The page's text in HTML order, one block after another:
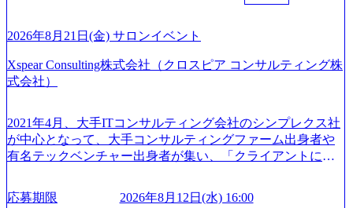
ティングファームやSIer、事業会社出身者など、多様な経歴
の社員が活躍している。 年間休日120日以上、完全週休2日
制、有給休暇初年度10日（消化率46.3%）、特別休暇5日な
ど、充実した休暇制度を整備している。 ​ 月平均残業時間は
リフレッシュ休暇など、社員同士の交流や健康をサポート
する取り組みが充実している。 2026年8月13日(木) 19:00～2
0:30予定 2026年8月7日(金) 16:00 コンサル業界の動向や業務
界セミナーを実施しています。 ●前回開催時のアンケート
だわろう 今すぐ決める、すばやく動く、まず成果物をだす
回す、結果が出るまでやり抜く 2026年8月14日(金) 19:00〜2
0:00 (60分) 2026年8月7日(金) 16:00 本説明会は、選考の前段
です。評価の場ではないため、キャリアを検討中の段階の
方にもご参加いただけます。 連休中の平日夜という日程の
ため、在職中の方も有給を取得することなく、現職への配
慮なくご参加いただけます。帰省先からのオンライン参加
旅行事業の内容とビジネスモデル/今後の構想・事業展開/入
2026年8月21日(金) サロンイベント
Xspear Consulting株式会社（クロスピア コンサルティング株
式会社）
2021年4月、大手ITコンサルティング会社のシンプレクス社
が中心となって、大手コンサルティングファーム出身者や
有名テックベンチャー出身者が集い、「クライアントにと
い」という想いの下で立ち上げた新鋭ファーム テクノロジ
応募期限
2026年8月12日(水) 16:00